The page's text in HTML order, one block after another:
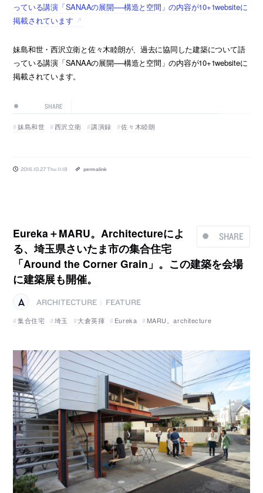
っている講演「SANAAの展開──構造と空間」の内容が10+1websiteに
掲載されています
妹島和世・西沢立衛と佐々木睦朗が、過去に協同した建築について語
っている講演「SANAAの展開──構造と空間」の内容が10+1websiteに
掲載されています。
SHARE
妹島和世 西沢立衛 講演録 佐々木睦朗
2016.10.27 Thu 11:18 permalink
SHARE
Eureka＋MARU。Architectureによ
る、埼玉県さいたま市の集合住宅
「Around the Corner Grain」。この建築を会場
に建築展も開催。
ARCHITECTURE
FEATURE
集合住宅
埼玉 大倉英揮 Eureka MARU。architecture